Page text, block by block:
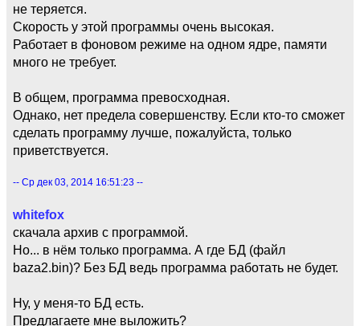
не теряется.
Скорость у этой программы очень высокая.
Работает в фоновом режиме на одном ядре, памяти
много не требует.
В общем, программа превосходная.
Однако, нет предела совершенству. Если кто-то сможет
сделать программу лучше, пожалуйста, только
приветствуется.
-- Ср дек 03, 2014 16:51:23 --
whitefox
скачала архив с программой.
Но... в нём только программа. А где БД (файл
baza2.bin)? Без БД ведь программа работать не будет.
Ну, у меня-то БД есть.
Предлагаете мне выложить?